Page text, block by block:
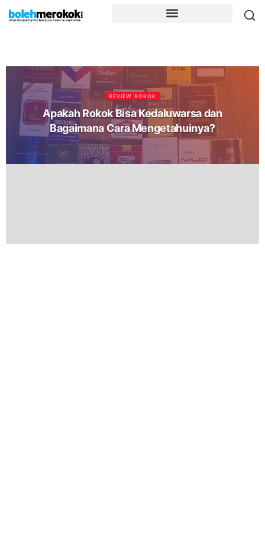
REVIEW ROKOK
Apakah Rokok Bisa Kedaluwarsa dan
Bagaimana Cara Mengetahuinya?